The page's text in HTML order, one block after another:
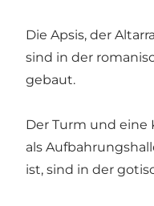
Die Apsis, der
sind in der
gebaut.
Der Turm und eine
als
ist, sind in der